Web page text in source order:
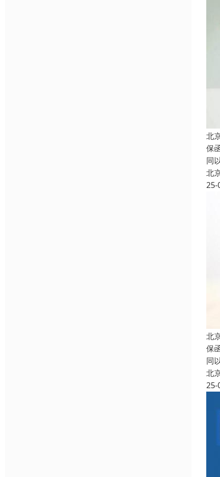
北
保
同
北
25-
北
保
同
北
25-